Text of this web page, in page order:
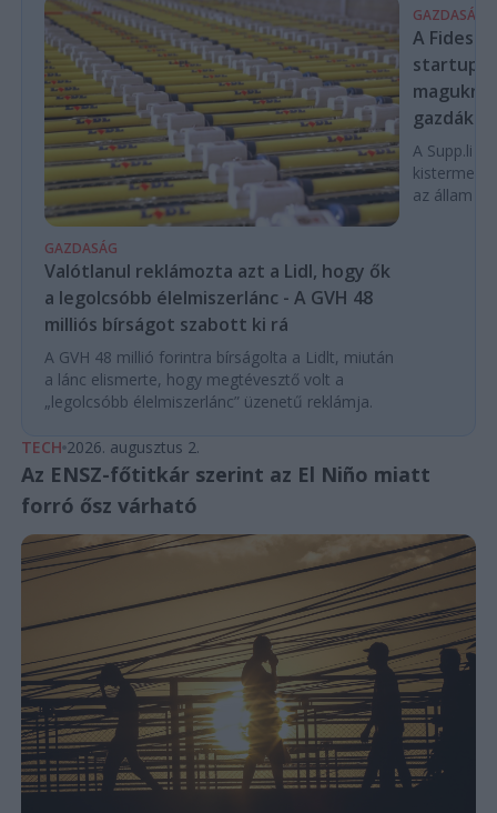
GAZDASÁG
Valótlanul reklámozta azt a Lidl, hogy ők
a legolcsóbb élelmiszerlánc - A GVH 48
milliós bírságot szabott ki rá
A GVH 48 millió forintra bírságolta a Lidlt, miután
a lánc elismerte, hogy megtévesztő volt a
„legolcsóbb élelmiszerlánc” üzenetű reklámja.
GAZDASÁG
A
magukra
gazdákat
A Supp.li
az állam
TECH 2026. augusztus 2.
Az ENSZ-főtitkár szerint az El Niño miatt
forró ősz várható